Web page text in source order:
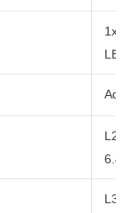
1x
LED/
6.49